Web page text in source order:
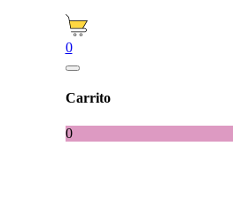
0
Carrito
0